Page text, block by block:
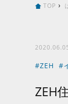
TOP
#ZEH #
ZEH